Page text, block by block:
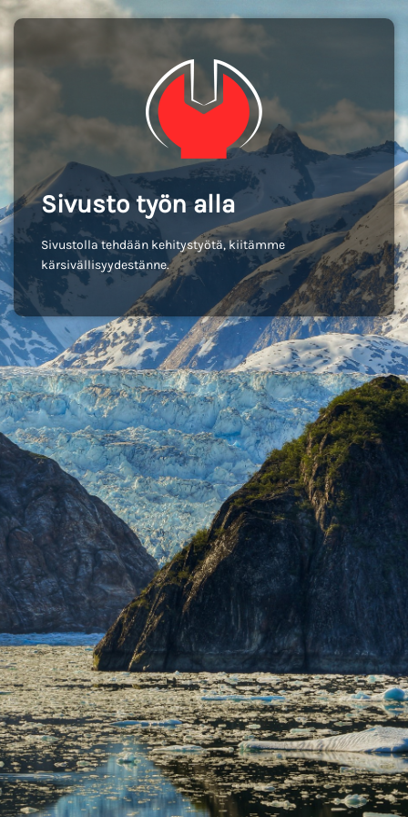
Sivusto työn alla
Sivustolla tehdään kehitystyötä, kiitämme
kärsivällisyydestänne.